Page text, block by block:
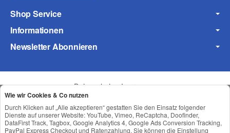
Frage zum Artikel
Ihre Frage
Shop Service
Informationen
Newsletter Abonnieren
Datenschutz•Impressum
Wie wir Cookies & Co nutzen
Durch Klicken auf „Alle akzeptieren“ gestatten Sie den Einsatz folgender
Dienste auf unserer Website: YouTube, Vimeo, ReCaptcha, Doofinder,
DataFirst Track, Tagbox, Google Analytics 4, Google Ads Conversion Tracking,
PayPal Express Checkout und Ratenzahlung. Sie können die Einstellung